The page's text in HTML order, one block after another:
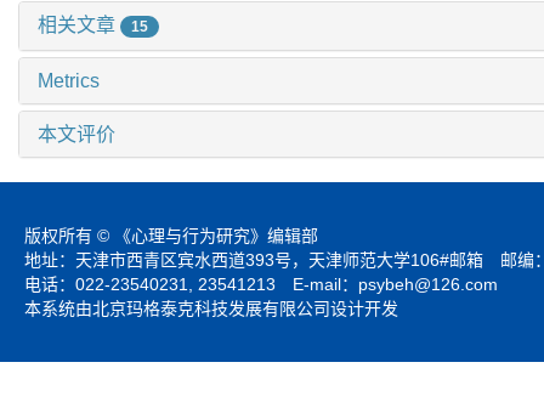
相关文章 15
Metrics
本文评价
版权所有 © 《心理与行为研究》编辑部
地址：天津市西青区宾水西道393号，天津师范大学106#邮箱 邮编
电话：022-23540231, 23541213 E-mail： psybeh@126.com
本系统由北京玛格泰克科技发展有限公司设计开发